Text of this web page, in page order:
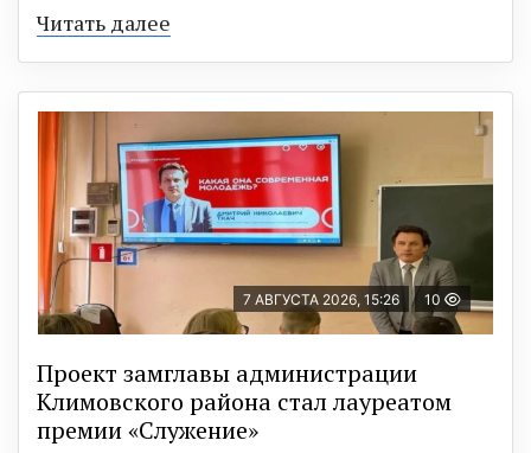
Читать далее
7 АВГУСТА 2026, 15:26 10
Проект замглавы администрации
Климовского района стал лауреатом
премии «Служение»